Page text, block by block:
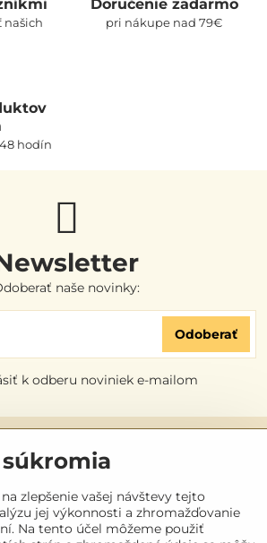
našich
Doručenie zadarmo
pri nákupe nad 79€
hodín
naše novinky:
Odoberať
k odberu noviniek e-mailom
zlepšenie vašej návštevy tejto
jej výkonnosti a zhromažďovanie
Na tento účel môžeme použiť